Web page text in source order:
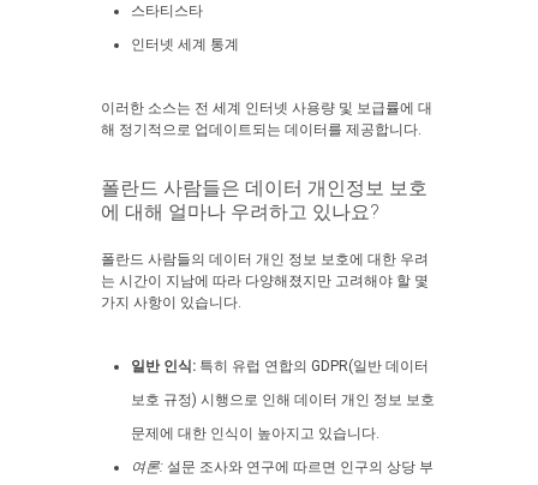
스타티스타
인터넷 세계 통계
이러한 소스는 전 세계 인터넷 사용량 및 보급률에 대
해 정기적으로 업데이트되는 데이터를 제공합니다.
폴란드 사람들은 데이터 개인정보 보호
에 대해 얼마나 우려하고 있나요?
폴란드 사람들의 데이터 개인 정보 보호에 대한 우려
는 시간이 지남에 따라 다양해졌지만 고려해야 할 몇
가지 사항이 있습니다.
일반 인식: 특히 유럽 연합의 GDPR(일반 데이터
보호 규정) 시행으로 인해 데이터 개인 정보 보호
문제에 대한 인식이 높아지고 있습니다.
여론: 설문 조사와 연구에 따르면 인구의 상당 부